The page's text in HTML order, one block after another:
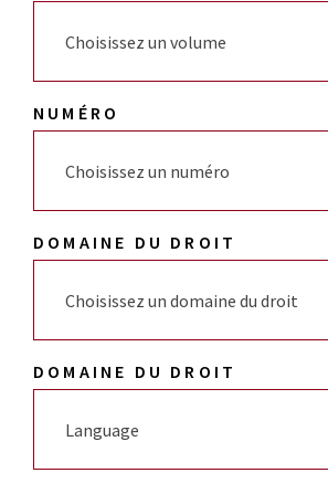
Choisissez un volume
NUMÉRO
Choisissez un numéro
DOMAINE DU DROIT
Choisissez un domaine du droit
DOMAINE DU DROIT
Language